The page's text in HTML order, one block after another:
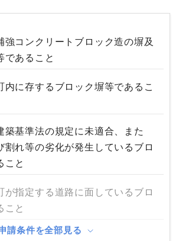
強コンクリートブロック造の塀及
であること
内に存するブロック塀等であるこ
築基準法の規定に未適合、また
割れ等の劣化が発生しているブロ
こと
が指定する道路に面しているブロ
こと
請条件を全部見る